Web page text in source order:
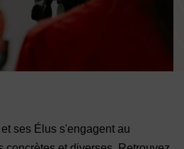
ses Élus s'engagent au